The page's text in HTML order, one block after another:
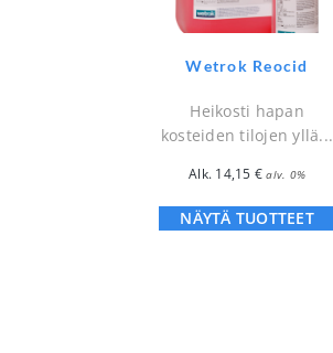
Wetrok Reocid
Heikosti hapan
kosteiden tilojen yllä...
Alk. 14,15 € alv. 0%
NÄYTÄ TUOTTEET